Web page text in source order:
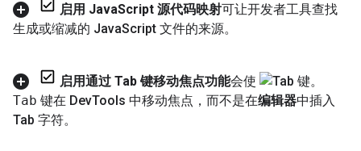
启用 JavaScript 源代码映射可让开发者工具查找
生成或缩减的 JavaScript 文件的来源。
启用通过 Tab 键移动焦点功能会使
Tab 键在 DevTools 中移动焦点，而不是在编辑器中插入
Tab 字符。